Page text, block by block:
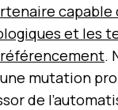
capable
et les
.
mutation
de